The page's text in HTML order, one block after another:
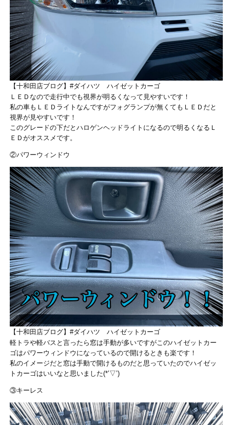
【十和田店ブログ】#ダイハツ ハイゼットカーゴ
ＬＥＤなので走行中でも視界が明るくなって見やすいです！
私の車もＬＥＤライトなんですがフォグランプが無くてもＬＥＤだと
視界が見やすいです！
このグレードの下だとハロゲンヘッドライトになるので明るくなるＬ
ＥＤがオススメです。
②パワーウィンドウ
【十和田店ブログ】#ダイハツ ハイゼットカーゴ
軽トラや軽バスと言ったら窓は手動が多いですがこのハイゼットカー
ゴはパワーウィンドウになっているので開けるときも楽です！
私のイメージだと窓は手動で開けるものだと思っていたのでハイゼッ
トカーゴはいいなと思いました(*’▽’)
③キーレス